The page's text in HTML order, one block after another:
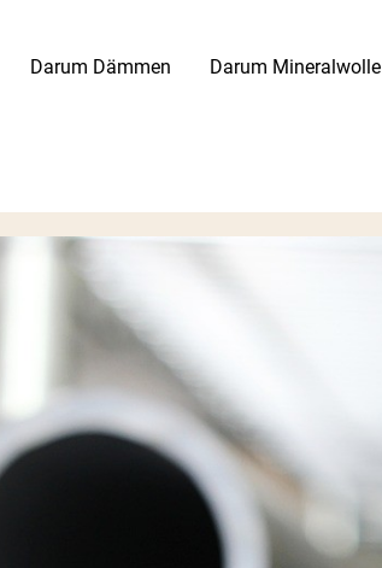
Darum Dämmen Darum Mineralwolle